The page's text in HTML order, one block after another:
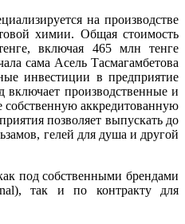
на производстве
химии. Общая стоимость
включая 465 млн тенге
сама Асель Тасмагамбетова
инвестиции в предприятие
включает производственные и
собственную аккредитованную
позволяет выпускать до
гелей для душа и другой
под собственными брендами
так и по контракту для